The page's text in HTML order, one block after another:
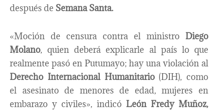
después de Semana Santa.
«Moción de censura contra el ministro Diego
Molano, quien deberá explicarle al país lo que
realmente pasó en Putumayo; hay una violación al
Derecho Internacional Humanitario (DIH), como
el asesinato de menores de edad, mujeres en
embarazo y civiles», indicó León Fredy Muñoz,